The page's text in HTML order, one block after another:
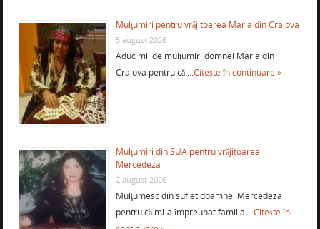
Mulţumiri pentru vrăjitoarea Maria din Craiova
5 august 2026
Aduc mii de mulţumiri domnei Maria din
Craiova pentru că …Citește în continuare »
Mulţumiri din SUA pentru vrăjitoarea
Mercedeza
2 august 2026
Mulţumesc din suflet doamnei Mercedeza
pentru că mi-a împreunat familia …Citește în